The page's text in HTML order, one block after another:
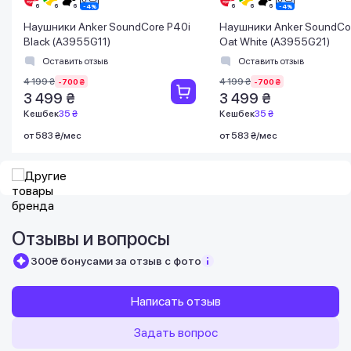
Наушники Anker SoundCore P40i
Black (A3955G11)
Оставить отзыв
4 199 ₴ -700 ₴
3 499 ₴
Кешбек35 ₴
от 583 ₴/мес
Наушники Anker
Oat White (A3955G21)
Оставить отзыв
4 199 ₴ -700 ₴
3 499 ₴
Кешбек35 ₴
от 583 ₴/мес
Отзывы и вопросы
300₴ бонусами за отзыв с фото
Написать отзыв
Задать вопрос